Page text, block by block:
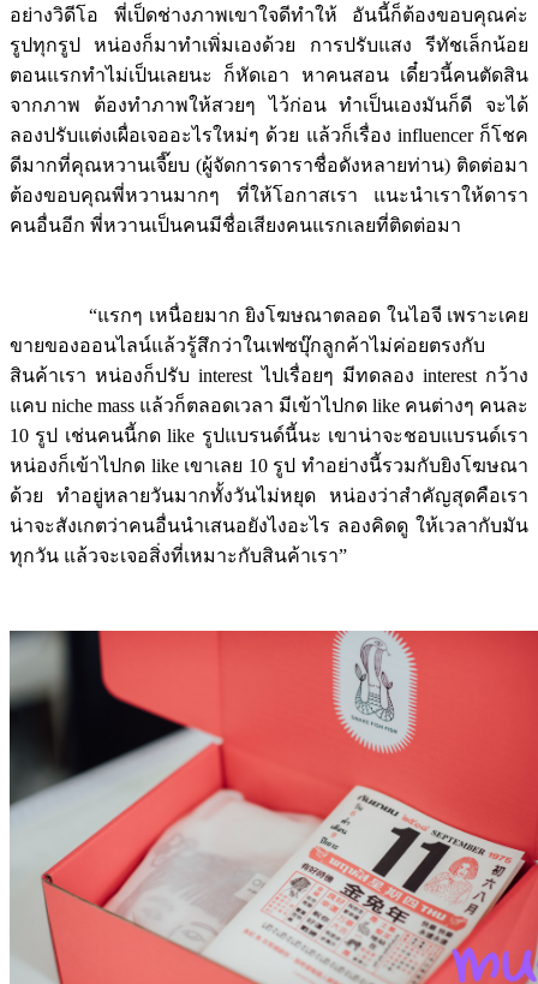
อย่างวิดีโอ พี่เป็ดช่างภาพเขาใจดีทำให้ อันนี้ก็ต้องขอบคุณค่ะ
รูปทุกรูป หน่องก็มาทำเพิ่มเองด้วย การปรับแสง รีทัชเล็กน้อย
ตอนแรกทำไม่เป็นเลยนะ ก็หัดเอา หาคนสอน เดี๋ยวนี้คนตัดสิน
จากภาพ ต้องทำภาพให้สวยๆ ไว้ก่อน ทำเป็นเองมันก็ดี จะได้
ลองปรับแต่งเผื่อเจออะไรใหม่ๆ ด้วย แล้วก็เรื่อง influencer ก็โชค
ดีมากที่คุณหวานเจี๊ยบ (ผู้จัดการดาราชื่อดังหลายท่าน) ติดต่อมา
ต้องขอบคุณพี่หวานมากๆ ที่ให้โอกาสเรา แนะนำเราให้ดารา
คนอื่นอีก พี่หวานเป็นคนมีชื่อเสียงคนแรกเลยที่ติดต่อมา
“แรกๆ เหนื่อยมาก ยิงโฆษณาตลอด ในไอจี เพราะเคย
ขายของออนไลน์แล้วรู้สึกว่าในเฟซบุ๊กลูกค้าไม่ค่อยตรงกับ
สินค้าเรา หน่องก็ปรับ interest ไปเรื่อยๆ มีทดลอง interest กว้าง
แคบ niche mass แล้วก็ตลอดเวลา มีเข้าไปกด like คนต่างๆ คนละ
10 รูป เช่นคนนี้กด like รูปแบรนด์นี้นะ เขาน่าจะชอบแบรนด์เรา
หน่องก็เข้าไปกด like เขาเลย 10 รูป ทำอย่างนี้รวมกับยิงโฆษณา
ด้วย ทำอยู่หลายวันมากทั้งวันไม่หยุด หน่องว่าสำคัญสุดคือเรา
น่าจะสังเกตว่าคนอื่นนำเสนอยังไงอะไร ลองคิดดู ให้เวลากับมัน
ทุกวัน แล้วจะเจอสิ่งที่เหมาะกับสินค้าเรา”